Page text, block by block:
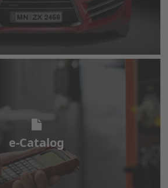
e-Catalog
e-Catalog